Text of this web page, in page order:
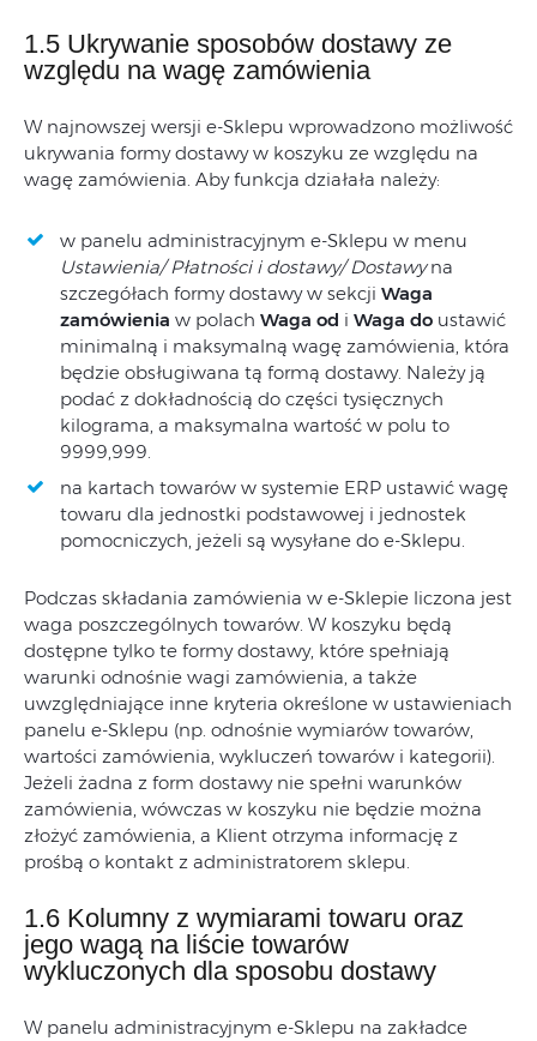
1.5 Ukrywanie sposobów dostawy ze
względu na wagę zamówienia
W najnowszej wersji e-Sklepu wprowadzono możliwość
ukrywania formy dostawy w koszyku ze względu na
wagę zamówienia. Aby funkcja działała należy:
w panelu administracyjnym e-Sklepu w menu
Ustawienia/ Płatności i dostawy/ Dostawyna
szczegółach formy dostawy w sekcji Waga
zamówienia w polach Waga od i Waga do ustawić
minimalną i maksymalną wagę zamówienia, która
będzie obsługiwana tą formą dostawy. Należy ją
podać z dokładnością do części tysięcznych
kilograma, a maksymalna wartość w polu to
9999,999.
na kartach towarów w systemie ERP ustawić wagę
towaru dla jednostki podstawowej i jednostek
pomocniczych, jeżeli są wysyłane do e-Sklepu.
Podczas składania zamówienia w e-Sklepie liczona jest
waga poszczególnych towarów. W koszyku będą
dostępne tylko te formy dostawy, które spełniają
warunki odnośnie wagi zamówienia, a także
uwzględniające inne kryteria określone w ustawieniach
panelu e-Sklepu (np. odnośnie wymiarów towarów,
wartości zamówienia, wykluczeń towarów i kategorii).
Jeżeli żadna z form dostawy nie spełni warunków
zamówienia, wówczas w koszyku nie będzie można
złożyć zamówienia, a Klient otrzyma informację z
prośbą o kontakt z administratorem sklepu.
1.6 Kolumny z wymiarami towaru oraz
jego wagą na liście towarów
wykluczonych dla sposobu dostawy
W panelu administracyjnym e-Sklepu na zakładce